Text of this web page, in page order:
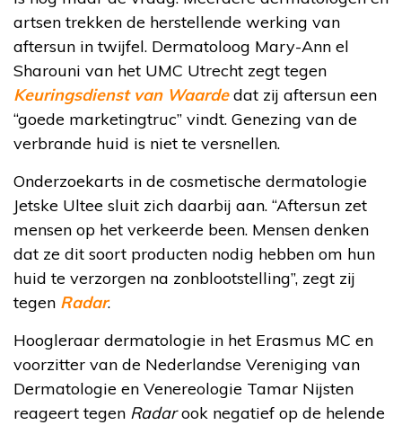
artsen trekken de herstellende werking van
aftersun in twijfel. Dermatoloog Mary-Ann el
Sharouni van het UMC Utrecht zegt tegen
Keuringsdienst van Waardedat zij aftersun een
“goede marketingtruc” vindt. Genezing van de
verbrande huid is niet te versnellen.
Onderzoekarts in de cosmetische dermatologie
Jetske Ultee sluit zich daarbij aan. “Aftersun zet
mensen op het verkeerde been. Mensen denken
dat ze dit soort producten nodig hebben om hun
huid te verzorgen na zonblootstelling”, zegt zij
tegen Radar.
Hoogleraar dermatologie in het Erasmus MC en
voorzitter van de Nederlandse Vereniging van
Dermatologie en Venereologie Tamar Nijsten
reageert tegen Radarook negatief op de helende